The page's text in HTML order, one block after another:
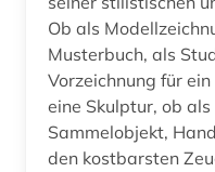
bildträger (1)
biograf (1)
Ob als
Musterbuch, als
Vorzeichnung für
eine Skulptur, ob
Sammelobjekt,
den kostbarsten